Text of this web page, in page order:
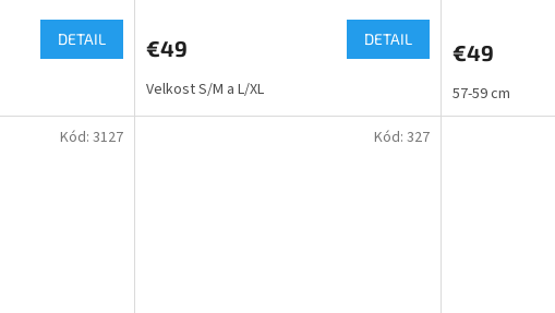
DETAIL €49 DETAIL
Velkost S/M a L/XL
€49
57-59 cm
Kód: 3127 Kód: 327